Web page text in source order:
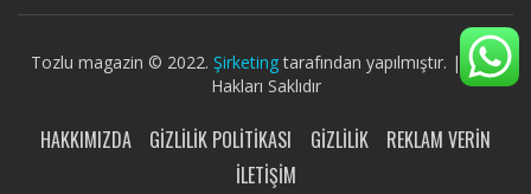
Tozlu magazin © 2022. Şirketingtarafından yapılmıştır. | Tüm
Hakları Saklıdır
HAKKIMIZDA GIZLILIK POLITIKASI GIZLILIK
REKLAM VERIN
İLETIŞIM